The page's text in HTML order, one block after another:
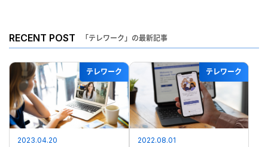
RECENT POST 「テレワーク」の最新記事
テレワーク
2023.04.20
テレワーク
2022.08.01